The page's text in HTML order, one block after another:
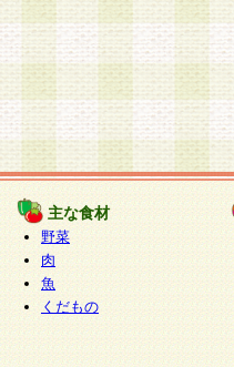
主な食材
野菜
肉
魚
くだもの